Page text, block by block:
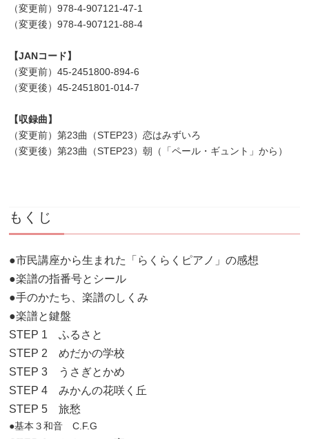
（変更前）978-4-907121-47-1
（変更後）978-4-907121-88-4
【JANコード】
（変更前）45-2451800-894-6
（変更後）45-2451801-014-7
【収録曲】
（変更前）第23曲（STEP23）恋はみずいろ
（変更後）第23曲（STEP23）朝（「ペール・ギュント」から）
もくじ
●市民講座から生まれた「らくらくピアノ」の感想
●楽譜の指番号とシール
●手のかたち、楽譜のしくみ
●楽譜と鍵盤
STEP 1 ふるさと
STEP 2 めだかの学校
STEP 3 うさぎとかめ
STEP 4 みかんの花咲く丘
STEP 5 旅愁
●基本３和音 C.F.G